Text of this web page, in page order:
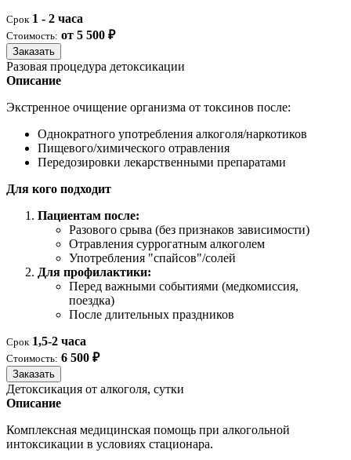
Срок 1 - 2 часа
Стоимость: от 5 500 ₽
Заказать
Разовая процедура детоксикации
Описание
Экстренное очищение организма от токсинов после:
Однократного употребления алкоголя/наркотиков
Пищевого/химического отравления
Передозировки лекарственными препаратами
Для кого подходит
Пациентам после:
Разового срыва (без признаков зависимости)
Отравления суррогатным алкоголем
Употребления "спайсов"/солей
Для профилактики:
Перед важными событиями (медкомиссия,
поездка)
После длительных праздников
Срок 1,5-2 часа
Стоимость: 6 500 ₽
Заказать
Детоксикация от алкоголя, сутки
Описание
Комплексная медицинская помощь при алкогольной
интоксикации в условиях стационара.